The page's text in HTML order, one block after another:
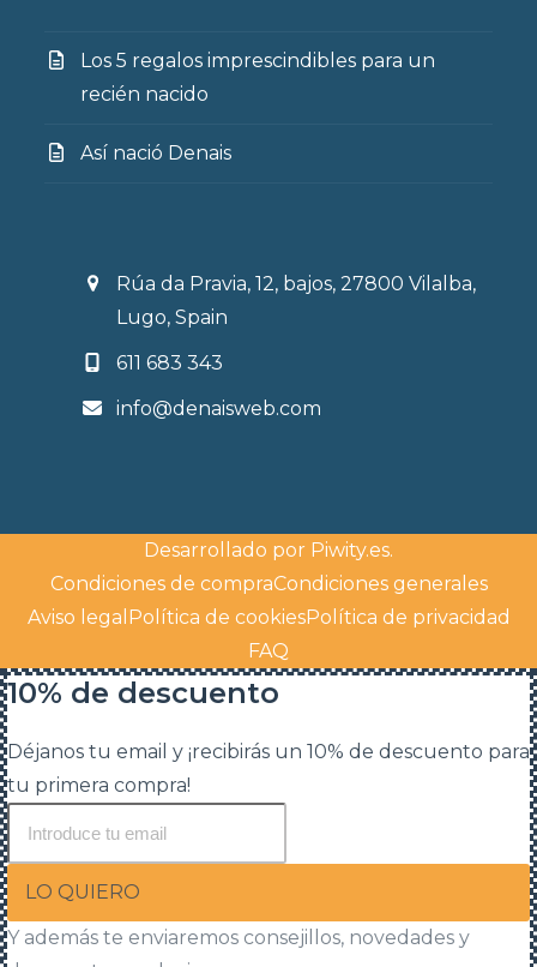
Los 5 regalos imprescindibles para un
recién nacido
Así nació Denais
Rúa da Pravia, 12, bajos, 27800 Vilalba,
Lugo, Spain
611 683 343
info@denaisweb.com
Desarrollado por Piwity.es.
Condiciones de compraCondiciones generales
Aviso legal Política de cookiesPolítica de privacidad
FAQ
10% de descuento
Déjanos tu email y ¡recibirás un 10% de descuento para
tu primera compra!
LO QUIERO
Y además te enviaremos consejillos, novedades y